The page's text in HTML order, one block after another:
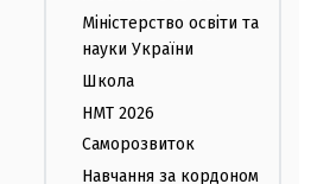
Міністерство освіти та
науки України
Школа
НМТ 2026
Саморозвиток
Навчання за кордоном